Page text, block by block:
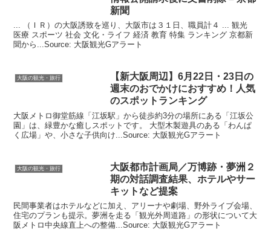
新聞
... （ＩＲ）の大阪誘致を巡り、大阪市は３１日、職員計４ ... 観光
医療 スポーツ 社会 文化・ライフ 経済 教育 特集 ランキング 京都新
聞から...Source: 大阪観光Gアラート
大阪の観光・旅行 【新大阪周辺】6月22日・23日の
週末のおでかけにおすすめ！人気
のスポットランキング
大阪メトロ御堂筋線「江坂駅」から徒歩約3分の場所にある「江坂公
園」は、緑豊かな癒しスポットです。 大型木製遊具のある「わんぱ
く広場」や、小さな子供向け...Source: 大阪観光Gアラート
大阪の観光・旅行 大阪都市計画局／万博跡・夢洲２
期の対話調査結果、ホテルやサー
キットなど提案
民間事業者はホテルなどに加え、アリーナや劇場、野外ライブ会場、
住宅のプランも提示。夢洲を走る「観光外周道路」の形状について大
阪メトロ中央線直上への整備...Source: 大阪観光Gアラート